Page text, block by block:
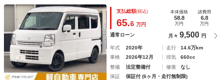
イト レーンディパーチャーアラート 両側スライドドア ク
リアランスソナー フルセグＴＶ Ｂｌｕｅｔｏｏｔｈ
支払総額(税込)
65.6 万円
本体価格
58.8
万円
諸費用
6.8
万円
通常ローン 月々 9,500 円
年式 2020年 走行
14.6万km
車検
2026年12月 排気
660cc
整備
法定整備付 修復
なし
保証
保証付 (6ヶ月・走行無制限)